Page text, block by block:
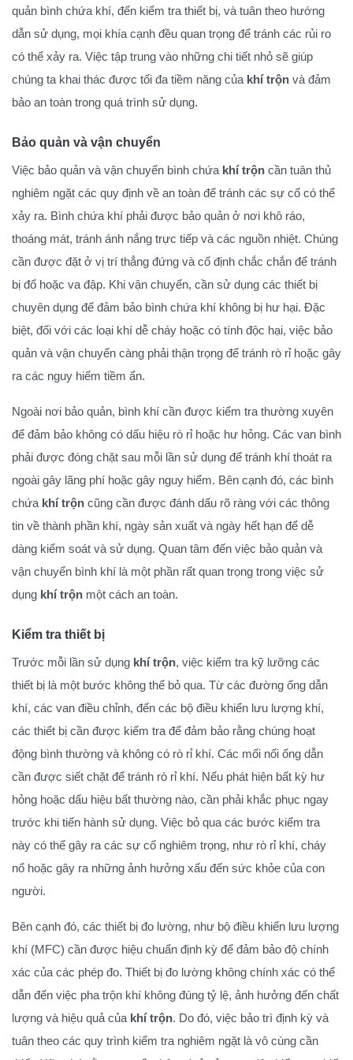
quản bình chứa khí, đến kiểm tra thiết bị, và tuân theo hướng
dẫn sử dụng, mọi khía cạnh đều quan trọng để tránh các rủi ro
có thể xảy ra. Việc tập trung vào những chi tiết nhỏ sẽ giúp
chúng ta khai thác được tối đa tiềm năng của khí trộn và đảm
bảo an toàn trong quá trình sử dụng.
Bảo quản và vận chuyển
Việc bảo quản và vận chuyển bình chứa khí trộn cần tuân thủ
nghiêm ngặt các quy định về an toàn để tránh các sự cố có thể
xảy ra. Bình chứa khí phải được bảo quản ở nơi khô ráo,
thoáng mát, tránh ánh nắng trực tiếp và các nguồn nhiệt. Chúng
cần được đặt ở vị trí thẳng đứng và cố định chắc chắn để tránh
bị đổ hoặc va đập. Khi vận chuyển, cần sử dụng các thiết bị
chuyên dụng để đảm bảo bình chứa khí không bị hư hại. Đặc
biệt, đối với các loại khí dễ cháy hoặc có tính độc hại, việc bảo
quản và vận chuyển càng phải thận trọng để tránh rò rỉ hoặc gây
ra các nguy hiểm tiềm ẩn.
Ngoài nơi bảo quản, bình khí cần được kiểm tra thường xuyên
để đảm bảo không có dấu hiệu rò rỉ hoặc hư hỏng. Các van bình
phải được đóng chặt sau mỗi lần sử dụng để tránh khí thoát ra
ngoài gây lãng phí hoặc gây nguy hiểm. Bên cạnh đó, các bình
chứa khí trộn cũng cần được đánh dấu rõ ràng với các thông
tin về thành phần khí, ngày sản xuất và ngày hết hạn để dễ
dàng kiểm soát và sử dụng. Quan tâm đến việc bảo quản và
vận chuyển bình khí là một phần rất quan trọng trong việc sử
dụng khí trộn một cách an toàn.
Kiểm tra thiết bị
Trước mỗi lần sử dụng khí trộn, việc kiểm tra kỹ lưỡng các
thiết bị là một bước không thể bỏ qua. Từ các đường ống dẫn
khí, các van điều chỉnh, đến các bộ điều khiển lưu lượng khí,
các thiết bị cần được kiểm tra để đảm bảo rằng chúng hoạt
động bình thường và không có rò rỉ khí. Các mối nối ống dẫn
cần được siết chặt để tránh rò rỉ khí. Nếu phát hiện bất kỳ hư
hỏng hoặc dấu hiệu bất thường nào, cần phải khắc phục ngay
trước khi tiến hành sử dụng. Việc bỏ qua các bước kiểm tra
này có thể gây ra các sự cố nghiêm trọng, như rò rỉ khí, cháy
nổ hoặc gây ra những ảnh hưởng xấu đến sức khỏe của con
người.
Bên cạnh đó, các thiết bị đo lường, như bộ điều khiển lưu lượng
khí (MFC) cần được hiệu chuẩn định kỳ để đảm bảo độ chính
xác của các phép đo. Thiết bị đo lường không chính xác có thể
dẫn đến việc pha trộn khí không đúng tỷ lệ, ảnh hưởng đến chất
lượng và hiệu quả của khí trộn. Do đó, việc bảo trì định kỳ và
tuân theo các quy trình kiểm tra nghiêm ngặt là vô cùng cần